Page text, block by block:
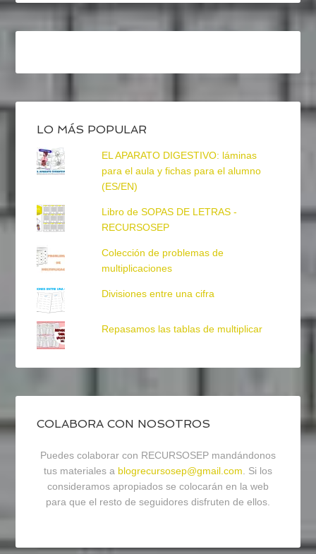
LO MÁS POPULAR
EL APARATO DIGESTIVO: láminas
para el aula y fichas para el alumno
(ES/EN)
Libro de SOPAS DE LETRAS -
RECURSOSEP
Colección de problemas de
multiplicaciones
Divisiones entre una cifra
Repasamos las tablas de multiplicar
COLABORA CON NOSOTROS
Puedes colaborar con RECURSOSEP mandándonos
tus materiales a blogrecursosep@gmail.com. Si los
consideramos apropiados se colocarán en la web
para que el resto de seguidores disfruten de ellos.